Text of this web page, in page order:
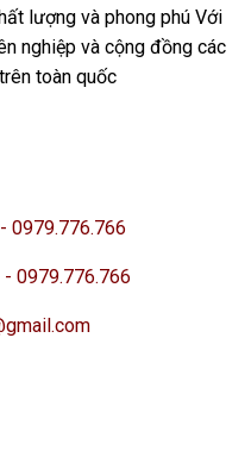
lượng và phong phú Với
nghiệp và cộng đồng các
toàn quốc
0979.776.766
0979.776.766